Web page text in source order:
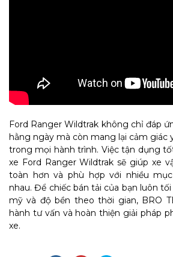
Ford Ranger Wildtrak không chỉ đáp
hằng ngày mà còn mang lại cảm giác
trong mọi hành trình. Việc tận dụng
xe Ford Ranger Wildtrak sẽ giúp xe
toàn hơn và phù hợp với nhiều
nhau. Để chiếc bán tải của bạn luôn
mỹ và độ bền theo thời gian, BRO
hành tư vấn và hoàn thiện giải pháp
xe.